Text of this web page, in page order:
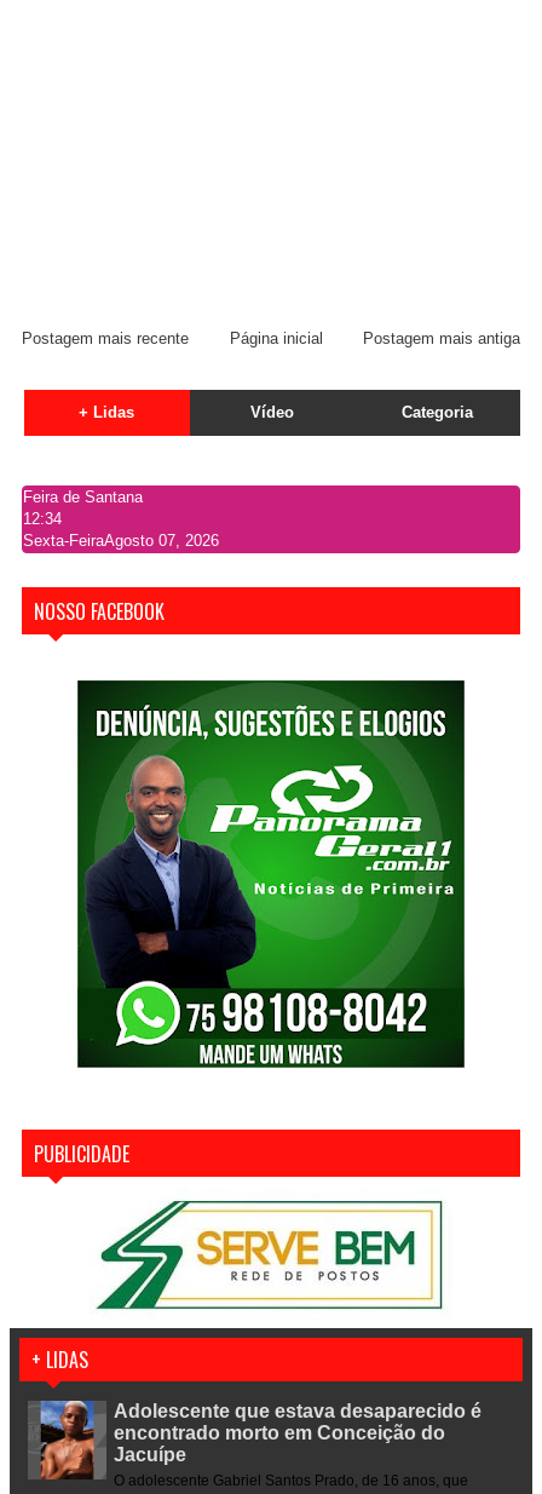
Postagem mais recente Postagem mais antiga
Página inicial
+ Lidas Vídeo Categoria
Feira de Santana
12:34
Sexta-FeiraAgosto 07, 2026
NOSSO FACEBOOK
PUBLICIDADE
+ LIDAS
Adolescente que estava desaparecido é
encontrado morto em Conceição do
Jacuípe
O adolescente Gabriel Santos Prado, de 16 anos, que